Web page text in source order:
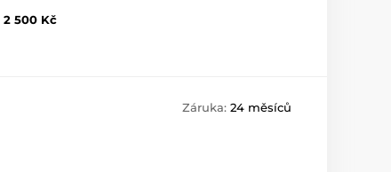
2 500 Kč
Záruka: 24 měsíců